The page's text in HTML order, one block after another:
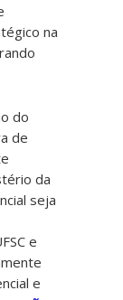
na
do
de
da
seja
e
e